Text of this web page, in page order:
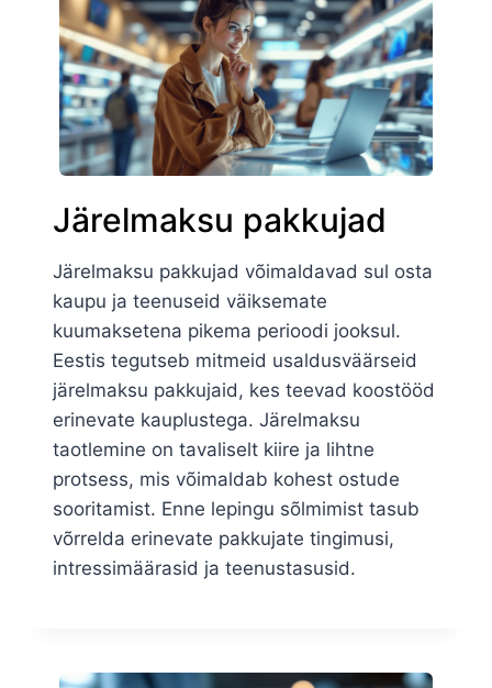
Järelmaksu pakkujad
Järelmaksu pakkujad võimaldavad sul osta
kaupu ja teenuseid väiksemate
kuumaksetena pikema perioodi jooksul.
Eestis tegutseb mitmeid usaldusväärseid
järelmaksu pakkujaid, kes teevad koostööd
erinevate kauplustega. Järelmaksu
taotlemine on tavaliselt kiire ja lihtne
protsess, mis võimaldab kohest ostude
sooritamist. Enne lepingu sõlmimist tasub
võrrelda erinevate pakkujate tingimusi,
intressimäärasid ja teenustasusid.